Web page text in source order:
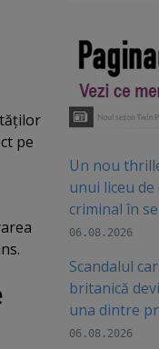
pe
Un nou
unui liceu
criminal în
06.08.2026
Scandalul
britanică
una dintre
06.08.2026